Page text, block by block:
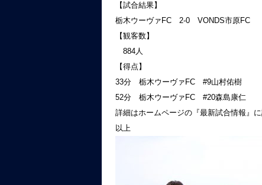
【試合結果】
栃木ウーヴァFC 2-0 VONDS市原FC
【観客数】
884人
【得点】
33分 栃木ウーヴァFC #9山村佑樹
52分 栃木ウーヴァFC #20森島康仁
詳細はホームページの『最新試合情報』に
以上